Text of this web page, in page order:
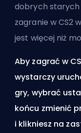
dobrych starych
zagranie w CS2
jest więcej niż
Aby zagrać w
wystarczy
gry, wybrać
końcu zmienić
i klikniesz na